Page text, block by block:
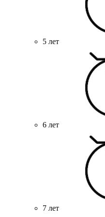
5 лет
6 лет
7 лет